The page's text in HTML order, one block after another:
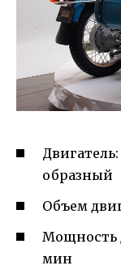
образный
Объем
Мощность
мин